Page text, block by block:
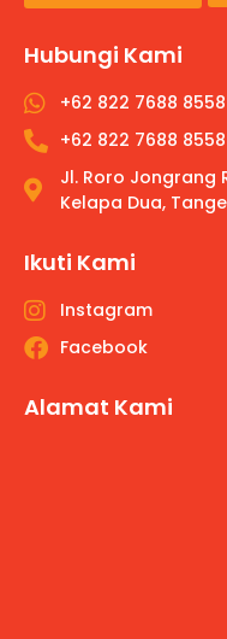
Hubungi Kami
+62 822 7688 8558
+62 822 7688 8558
Jl. Roro Jongrang
Kelapa Dua,
Ikuti Kami
Instagram
Facebook
Alamat Kami